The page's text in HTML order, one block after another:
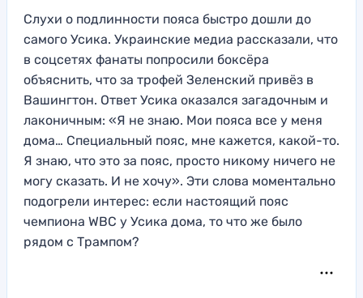
Слухи о подлинности пояса быстро дошли до
самого Усика. Украинские медиа рассказали, что
в соцсетях фанаты попросили боксёра
объяснить, что за трофей Зеленский привёз в
Вашингтон. Ответ Усика оказался загадочным и
лаконичным: «Я не знаю. Мои пояса все у меня
дома… Специальный пояс, мне кажется, какой-то.
Я знаю, что это за пояс, просто никому ничего не
могу сказать. И не хочу». Эти слова моментально
подогрели интерес: если настоящий пояс
чемпиона WBC у Усика дома, то что же было
рядом с Трампом?